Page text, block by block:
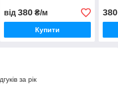
від 380₴/м
Купити
380
за рік